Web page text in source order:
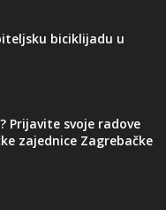
biciklijadu u
svoje radove
zajednice Zagrebačke